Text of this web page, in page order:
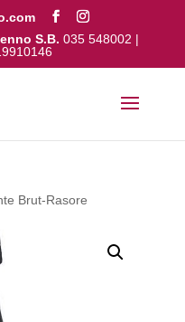
S.B. 035 548002 |
Brut-Rasore